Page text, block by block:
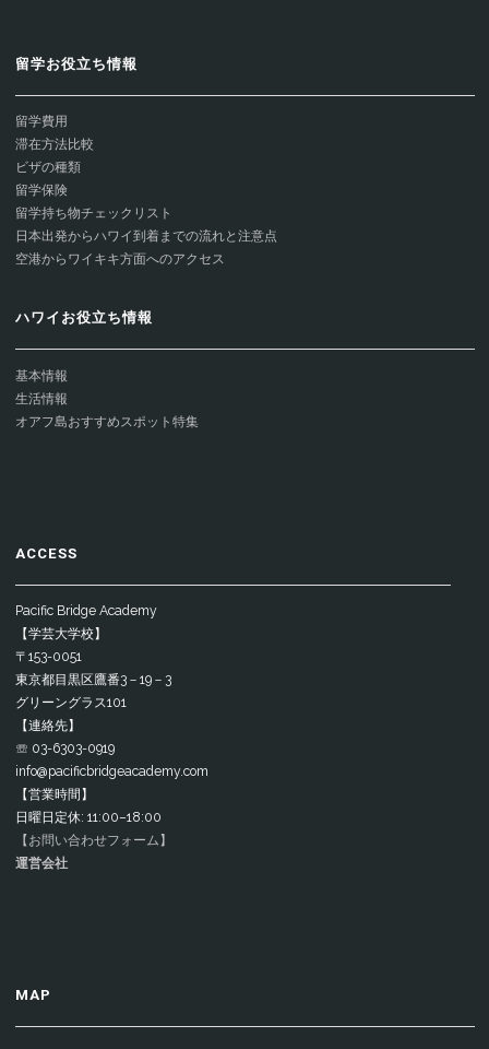
留学お役立ち情報
留学費用
滞在方法比較
ビザの種類
留学保険
留学持ち物チェックリスト
日本出発からハワイ到着までの流れと注意点
空港からワイキキ方面へのアクセス
ハワイお役立ち情報
基本情報
生活情報
オアフ島おすすめスポット特集
ACCESS
Pacific Bridge Academy
【学芸大学校】
〒153-0051
東京都目黒区鷹番3－19－3
グリーングラス101
【連絡先】
☏ 03-6303-0919
info@pacificbridgeacademy.com
【営業時間】
日曜日定休: 11:00–18:00
【お問い合わせフォーム】
運営会社
MAP